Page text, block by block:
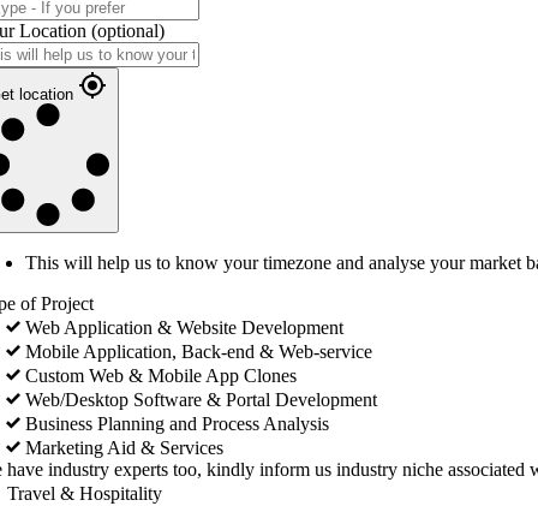
Location (optional)
location
This will help us to know your timezone and analyse your market
of Project
Web Application & Website Development
Mobile Application, Back-end & Web-service
Custom Web & Mobile App Clones
Web/Desktop Software & Portal Development
Business Planning and Process Analysis
Marketing Aid & Services
have industry experts too, kindly inform us industry niche associated
Travel & Hospitality